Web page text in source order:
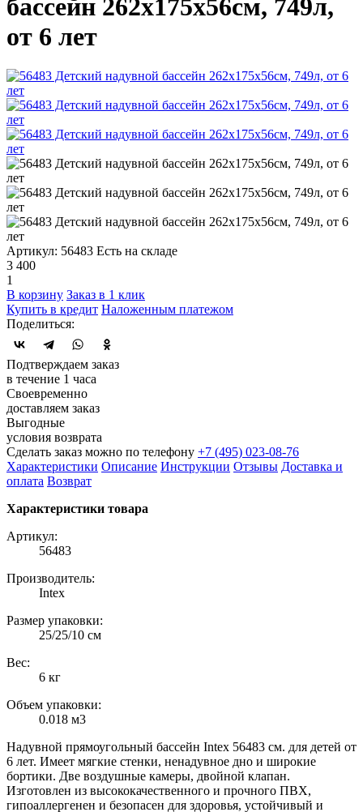
бассейн 262х175х56см, 749л,
от 6 лет
Артикул: 56483 Есть на складе
3 400
1
В корзину Заказ в 1 клик
Купить в кредит Наложенным платежом
Поделиться:
Подтверждаем заказ
в течение 1 часа
Своевременно
доставляем заказ
Выгодные
условия возврата
Сделать заказ можно по телефону +7 (495) 023-08-76
Характеристики Описание Инструкции Отзывы Доставка и
оплата Возврат
Характеристики товара
Артикул:
56483
Производитель:
Intex
Размер упаковки:
25/25/10 см
Вес:
6 кг
Объем упаковки:
0.018 м3
Надувной прямоугольный бассейн Intex 56483 см. для детей от
6 лет. Имеет мягкие стенки, ненадувное дно и широкие
бортики. Две воздушные камеры, двойной клапан.
Изготовлен из высококачественного и прочного ПВХ,
гипоаллергенен и безопасен для здоровья, устойчивый и